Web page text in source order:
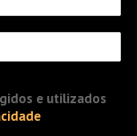
e utilizados